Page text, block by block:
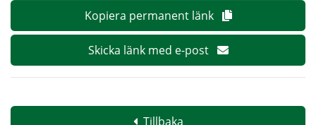
Kopiera permanent länk
Skicka länk med e-post
Tillbaka